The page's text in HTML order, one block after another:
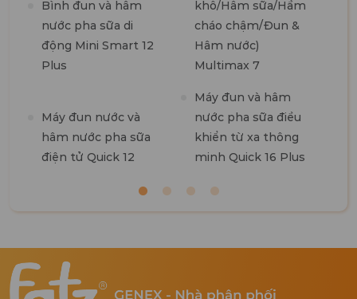
Bình đun và hâm
nước pha sữa di
động Mini Smart 12
Plus
khô/Hâm sữa/Hầm
cháo chậm/Đun &
Hâm nước)
Multimax 7
Máy đun nước và
hâm nước pha sữa
điện tử Quick 12
Máy đun và hâm
nước pha sữa điều
khiển từ xa thông
minh Quick 16 Plus